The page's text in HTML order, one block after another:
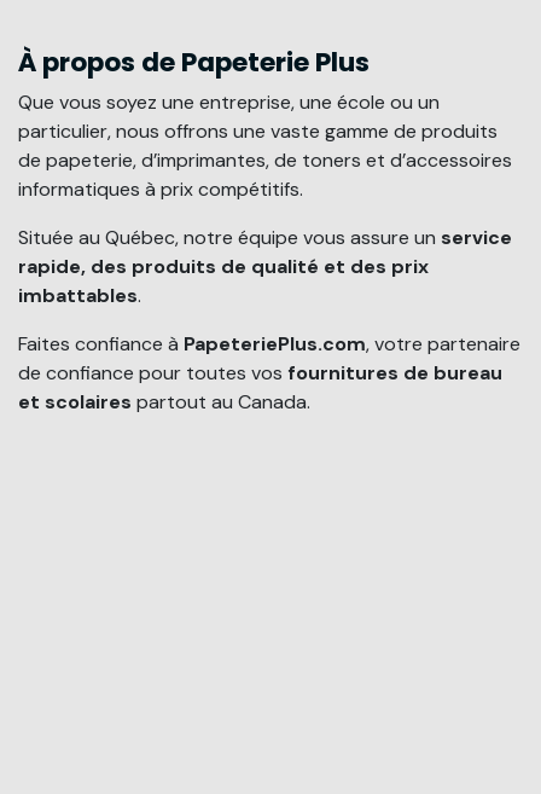
À propos de Papeterie Plus
Que vous soyez une entreprise, une école ou un
particulier, nous offrons une vaste gamme de produits
de papeterie, d’imprimantes, de toners et d’accessoires
informatiques à prix compétitifs.
Située au Québec, notre équipe vous assure un service
rapide, des produits de qualité et des prix
imbattables.
Faites confiance à PapeteriePlus.com, votre partenaire
de confiance pour toutes vos fournitures de bureau
et scolaires partout au Canada.